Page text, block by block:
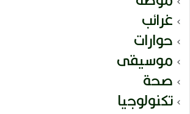
غرائب
حوارات
موسيقى
صحة
تكنولوجيا